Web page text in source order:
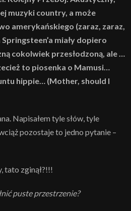
muzyki country, a może
amerykańskiego (zaraz, zaraz,
miały dopiero
cokolwiek przesłodzoną, ale …
to piosenka o Mamusi…
hippie… (Mother, should I
Napisałem tyle słów, tyle
pozostaje to jedno pytanie –
tato zginął?!!!
puste przestrzenie?